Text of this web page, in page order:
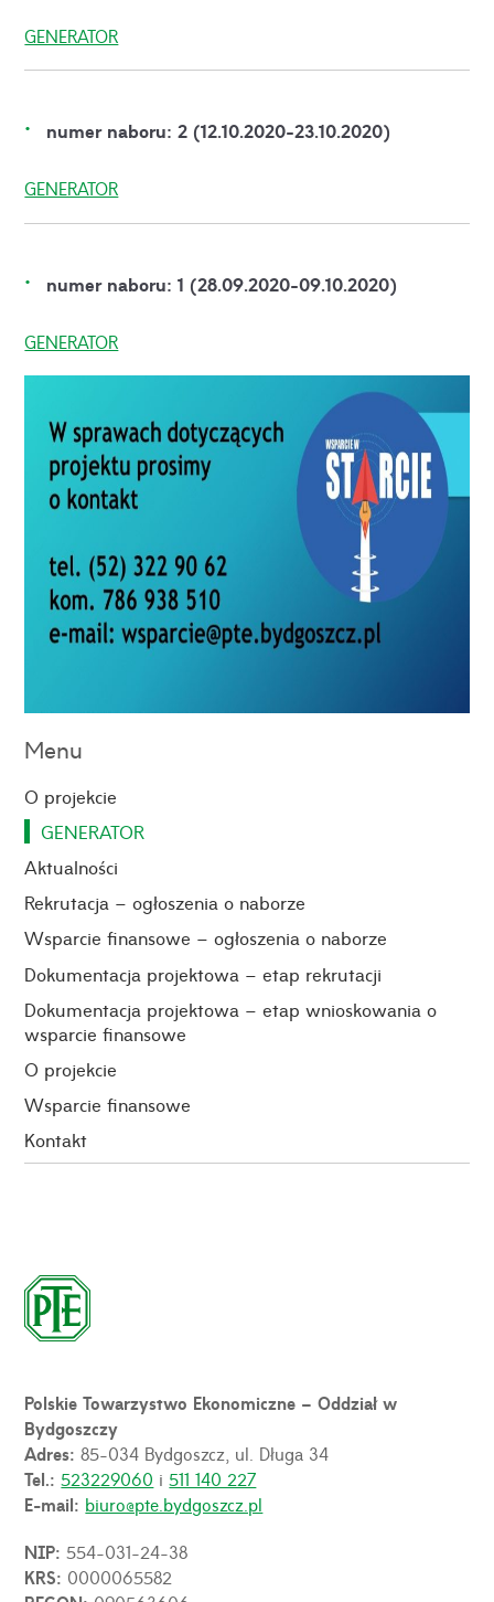
GENERATOR
numer naboru: 2 (12.10.2020-23.10.2020)
GENERATOR
numer naboru: 1 (28.09.2020-09.10.2020)
GENERATOR
Menu
O projekcie
GENERATOR
Aktualności
Rekrutacja – ogłoszenia o naborze
Wsparcie finansowe – ogłoszenia o naborze
Dokumentacja projektowa – etap rekrutacji
Dokumentacja projektowa – etap wnioskowania o
wsparcie finansowe
O projekcie
Wsparcie finansowe
Kontakt
Polskie Towarzystwo Ekonomiczne – Oddział w
Bydgoszczy
Adres:85-034 Bydgoszcz, ul. Długa 34
Tel.:523229060 i511 140 227
E-mail: biuro@pte.bydgoszcz.pl
NIP:554-031-24-38
KRS: 0000065582